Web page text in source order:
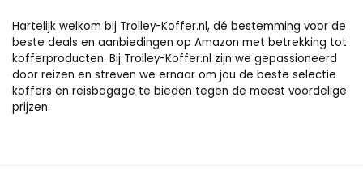
Hartelijk welkom bij Trolley-Koffer.nl, dé bestemming voor de
beste deals en aanbiedingen op Amazon met betrekking tot
kofferproducten. Bij Trolley-Koffer.nl zijn we gepassioneerd
door reizen en streven we ernaar om jou de beste selectie
koffers en reisbagage te bieden tegen de meest voordelige
prijzen.